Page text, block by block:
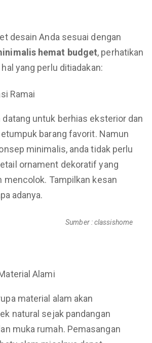
desain Anda sesuai dengan
hemat budget, perhatikan
yang perlu ditiadakan:
Ramai
datang untuk berhias eksterior dan
barang favorit. Namun
minimalis, anda tidak perlu
ornament dekoratif yang
mencolok. Tampilkan kesan
adanya.
Sumber : classishome
Alami
material alam akan
natural sejak pandangan
muka rumah. Pemasangan